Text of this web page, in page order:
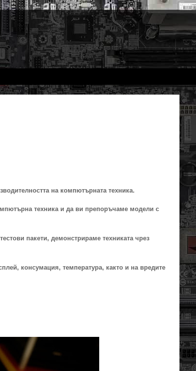
на компютърната техника.
техника и да ви препоръчаме модели с
пакети, демонстрираме техниката чрез
консумация, температура, както и на вредите